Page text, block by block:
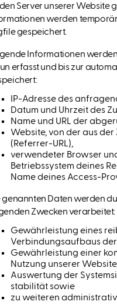
Server unserer Website
werden temporär
gespeichert.
Informationen
erfasst und bis zur
IP-Adresse des
Datum und Uhrzeit des
Name und URL der
Website, von der aus
(Referrer-URL),
verwendeter Browser
Betriebssystem deines
Name deines Access-
genannten Daten werden
Zwecken verarbeitet:
Gewährleistung eines
Verbindungsaufbaus der
Gewährleistung einer
Nutzung unserer Website,
Auswertung der
stabilität sowie
zu weiteren